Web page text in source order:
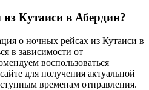
Кутаиси в Абердин?
о ночных рейсах из Кутаиси в
в зависимости от
воспользоваться
для получения актуальной
временам отправления.